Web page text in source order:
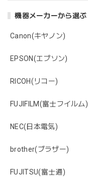
機器メーカーから選ぶ
Canon(キヤノン)
EPSON(エプソン)
RICOH(リコー)
FUJIFILM(富士フイルム)
NEC(日本電気)
brother(ブラザー)
FUJITSU(富士通)